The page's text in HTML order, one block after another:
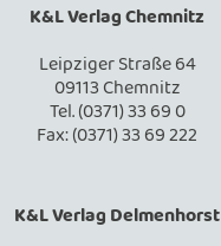
K&L Verlag Chemnitz
Leipziger Straße 64
09113 Chemnitz
Tel. (0371) 33 69 0
Fax: (0371) 33 69 222
K&L Verlag Delmenhorst